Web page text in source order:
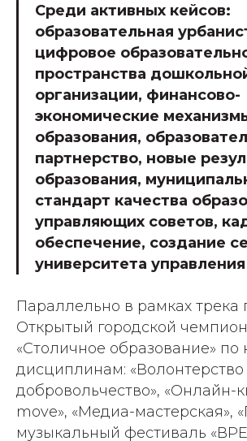
Среди активных кейсов:
образовательная
цифровое
пространства
организации, финансово-
экономические
образования,
партнерство, новые
образования,
стандарт качества
управляющих советов,
обеспечение, создание
университета
Параллельно в рамках трека
Открытый городской
«Столичное образование» по
дисциплинам: «Волонтерство
добровольчество», «Онлайн-
move», «Медиа-мастерская»,
музыкальный фестиваль